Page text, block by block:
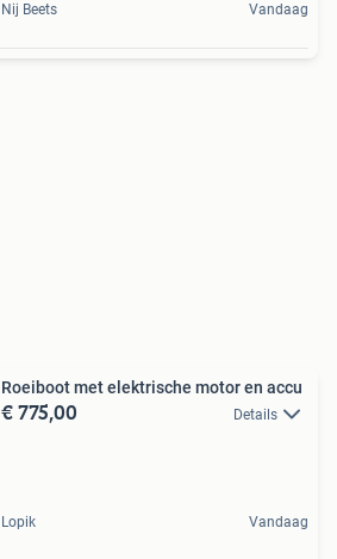
Nij Beets
Vandaag
Roeiboot met elektrische motor en accu
€ 775,00 Details
Lopik Vandaag